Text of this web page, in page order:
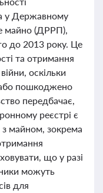
у Державному
майно (ДРРП),
до 2013 року. Це
та отримання
оскільки
або пошкоджено
передбачає,
реєстрі є
майном, зокрема
що у разі
можуть
для